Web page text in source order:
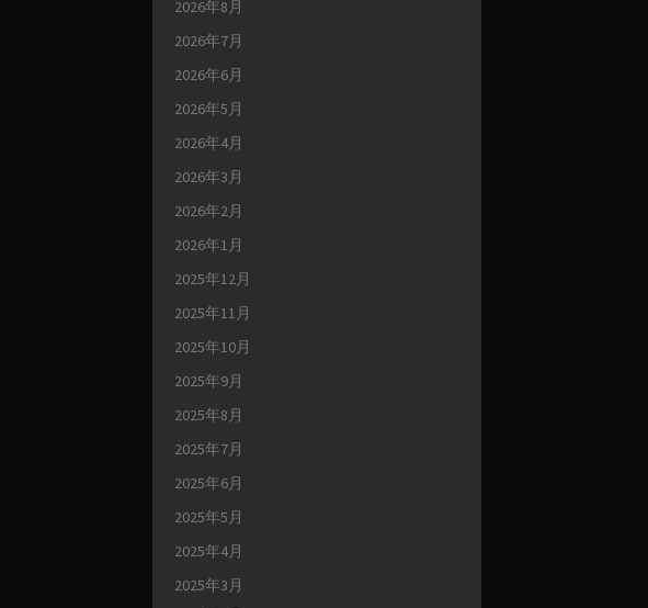
2026年8月
2026年7月
2026年6月
2026年5月
2026年4月
2026年3月
2026年2月
2026年1月
2025年12月
2025年11月
2025年10月
2025年9月
2025年8月
2025年7月
2025年6月
2025年5月
2025年4月
2025年3月